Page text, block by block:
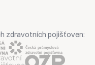
zdravotních pojišťoven: